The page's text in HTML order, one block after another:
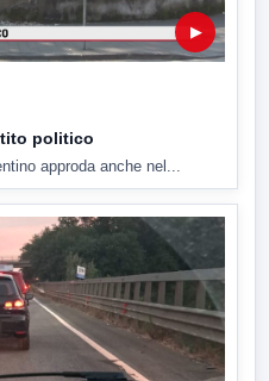
▶
politico
approda anche nel...